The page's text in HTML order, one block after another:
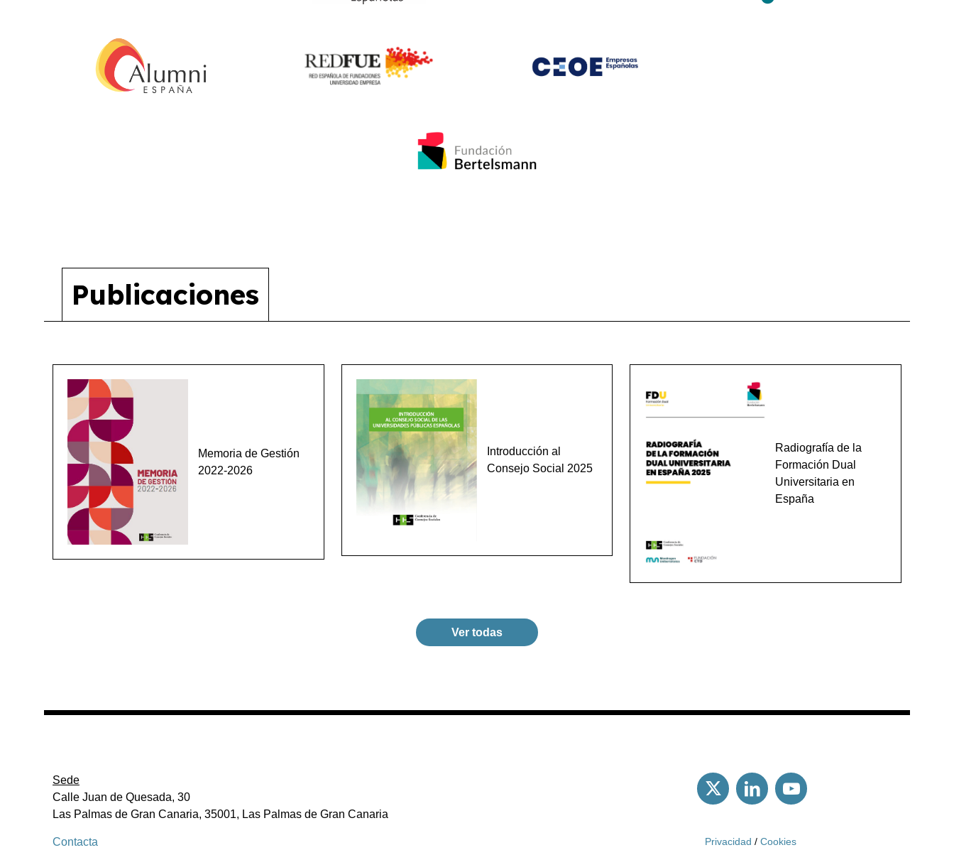
Publicaciones
Memoria de Gestión
2022-2026
Introducción al
Consejo Social 2025
Radiografía de la
Formación Dual
Universitaria en
España
Ver todas
Sede
Calle Juan de Quesada, 30
Las Palmas de Gran Canaria, 35001, Las Palmas de Gran Canaria
Contacta Privacidad / Cookies